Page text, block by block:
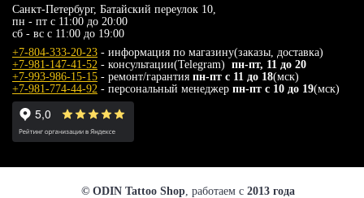
Санкт-Петербург, Батайский переулок 10,
пн - пт с 11:00 до 20:00
сб - вс с 11:00 до 19:00
+7-804-333-20-23 - информация по магазину(заказы, доставка)
+7-981-147-41-52 - консультации(Telegram) пн-пт, 11 до 20
+7-993-986-15-15 - ремонт/гарантия пн-пт с 11 до 18(мск)
+7-981-774-44-92 - персональный менеджер пн-пт с 10 до 19(мск)
© ODIN Tattoo Shop, работаем с 2013 года